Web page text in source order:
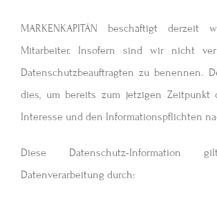
MARKENKAPITÄN beschäftigt derzeit
Mitarbeiter. Insofern sind wir nicht
Datenschutzbeauftragten zu benennen.
dies, um bereits zum jetzigen Zeitpunkt
Interesse und den Informationspflichten
Diese Datenschutz-
Datenverarbeitung durch: